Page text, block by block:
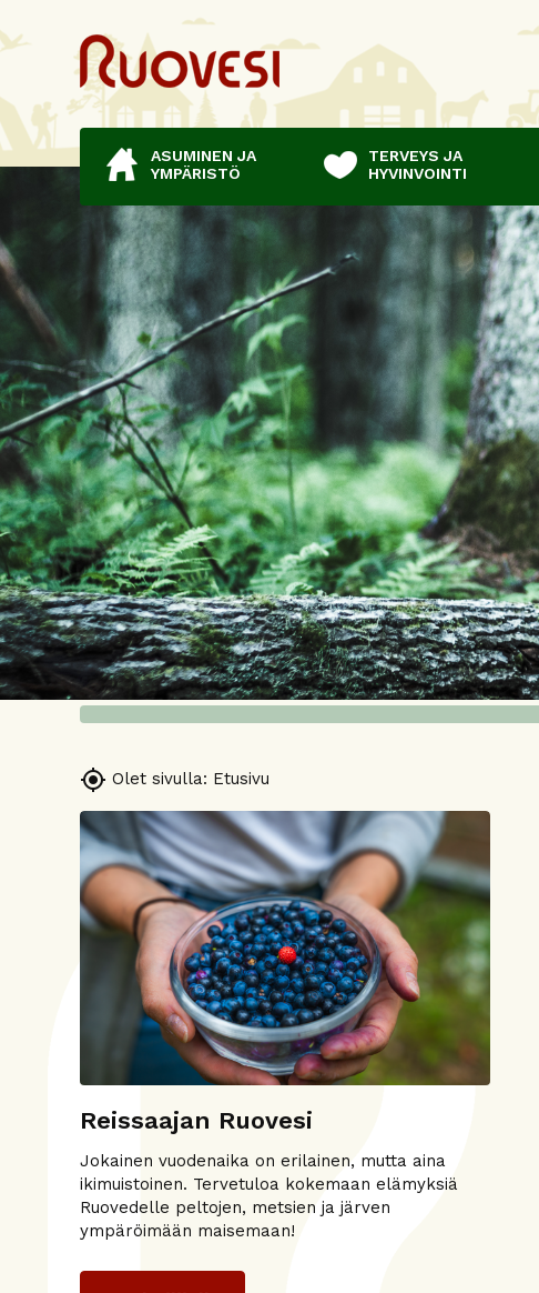
ASUMINEN JA
YMPÄRISTÖ
TERVEYS JA
HYVINVOINTI
 Olet sivulla: Etusivu
Reissaajan Ruovesi
Jokainen vuodenaika on erilainen, mutta aina
ikimuistoinen. Tervetuloa kokemaan elämyksiä
Ruovedelle peltojen, metsien ja järven
ympäröimään maisemaan!